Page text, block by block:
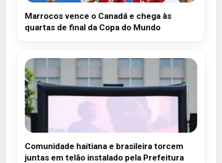
Marrocos vence o Canadá e chega às
quartas de final da Copa do Mundo
Comunidade haitiana e brasileira torcem
juntas em telão instalado pela Prefeitura